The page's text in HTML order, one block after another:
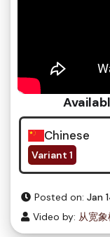
Chinese
Variant 1
Posted on: Jan
Video by: 从宽